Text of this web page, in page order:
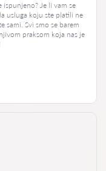
Je li vam se
usluga koju ste platili ne
sami. Svi smo se barem
praksom koja nas je